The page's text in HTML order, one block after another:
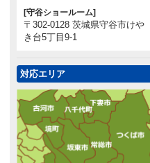
[守谷ショールーム]
〒302-0128 茨城県守谷市けや
き台5丁目9-1
対応エリア